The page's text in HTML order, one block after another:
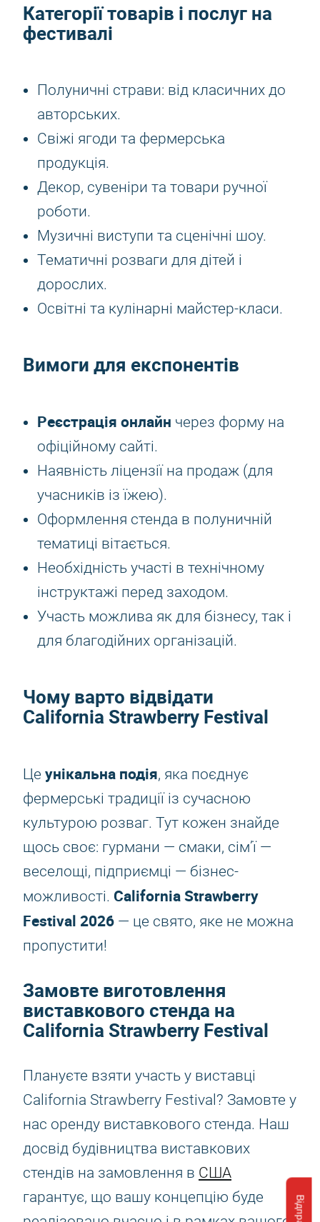
Категорії товарів і послуг на
фестивалі
Полуничні страви: від класичних до
авторських.
Свіжі ягоди та фермерська
продукція.
Декор, сувеніри та товари ручної
роботи.
Музичні виступи та сценічні шоу.
Тематичні розваги для дітей і
дорослих.
Освітні та кулінарні майстер-класи.
Вимоги для експонентів
Реєстрація онлайн через форму на
офіційному сайті.
Наявність ліцензії на продаж (для
учасників із їжею).
Оформлення стенда в полуничній
тематиці вітається.
Необхідність участі в технічному
інструктажі перед заходом.
Участь можлива як для бізнесу, так і
для благодійних організацій.
Чому варто відвідати
California Strawberry Festival
Це унікальна подія, яка поєднує
фермерські традиції із сучасною
культурою розваг. Тут кожен знайде
щось своє: гурмани — смаки, сім’ї —
веселощі, підприємці — бізнес-
можливості. California Strawberry
Festival 2026 — це свято, яке не можна
пропустити!
Замовте виготовлення
виставкового стенда на
California Strawberry Festival
Плануєте взяти участь у виставці
California Strawberry Festival? Замовте у
нас оренду виставкового стенда. Наш
досвід будівництва виставкових
стендів на замовлення в США
гарантує, що вашу концепцію буде